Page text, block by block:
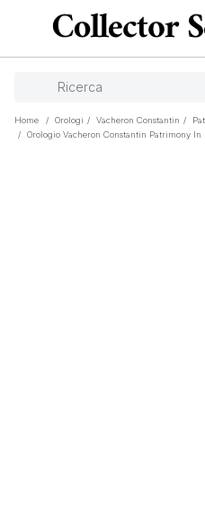
Home / Orologi / Vacheron Constantin /
/
Orologio Vacheron Constantin Patrimony In